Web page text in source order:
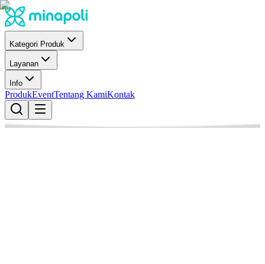
Kategori Produk
Layanan
Info
ProdukEventTentang KamiKontak